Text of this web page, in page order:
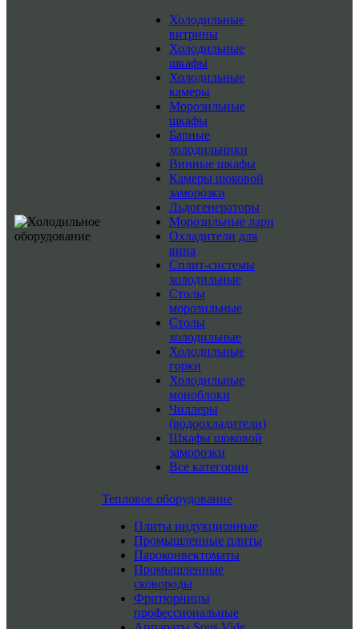
Холодильные
витрины
Холодильные
шкафы
Холодильные
камеры
Морозильные
шкафы
Барные
холодильники
Винные шкафы
Камеры шоковой
заморозки
Льдогенераторы
Морозильные лари
Охладители для
вина
Сплит-системы
холодильные
Столы
морозильные
Столы
холодильные
Холодильные
горки
Холодильные
моноблоки
Чиллеры
(водоохладители)
Шкафы шоковой
заморозки
Все категории
Тепловое оборудование
Плиты индукционные
Промышленные плиты
Пароконвектоматы
Промышленные
сковороды
Фритюрницы
профессиональные